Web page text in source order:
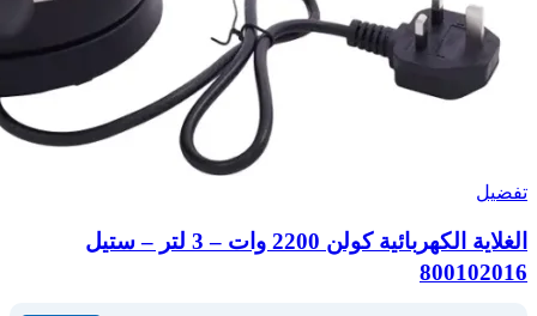
تفضيل
الغلاية الكهربائية كولن 2200 وات – 3 لتر – ستيل
800102016